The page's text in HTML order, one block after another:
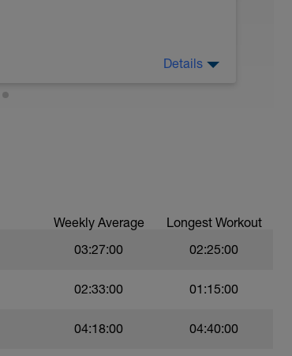
Details
Weekly Average Longest Workout
03:27:00 02:25:00
02:33:00 01:15:00
04:18:00 04:40:00